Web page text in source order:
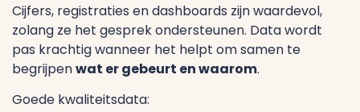
Cijfers, registraties en dashboards zijn waardevol,
zolang ze het gesprek ondersteunen. Data wordt
pas krachtig wanneer het helpt om samen te
begrijpenwat er gebeurt en waarom.
Goede kwaliteitsdata: